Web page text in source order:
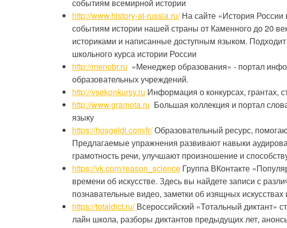
событиям всемирной истории
http://www.history-at-russia.ru/На сайте «История России
событиям истории нашей страны от Каменного до 20
историками и написанные доступным языком.
школьного курса истории России
http://menobr.ru «Менеджер образования» - портал
образовательных учреждений.
http://vsekonkursy.ru Информация о конкурсах, грантах,
http://www.gramota.ru Большая коллекция и портал
языку
https://hosgeldi.com/fr/Образовательный ресурс,
Предлагаемые упражнения развивают навыки
грамотность речи, улучшают произношение и
https://vk.com/reason_science Группа ВКонтакте
времени об искусстве. Здесь вы найдете записи с
познавательные видео, заметки об изящных искусствах
https://totaldict.ru/Всероссийский «Тотальный диктант»
лайн школа, разборы диктантов предыдущих лет,